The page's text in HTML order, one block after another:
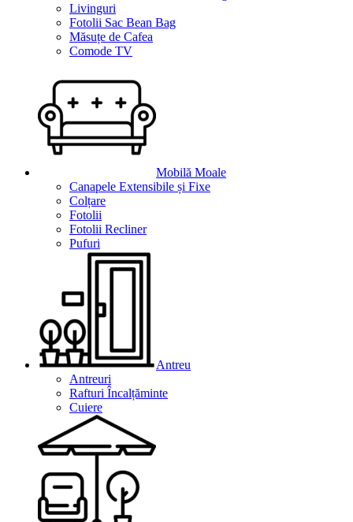
Livinguri
Fotolii Sac Bean Bag
Măsuțe de Cafea
Comode TV
Mobilă Moale
Canapele Extensibile și Fixe
Colțare
Fotolii
Fotolii Recliner
Pufuri
Antreu
Antreuri
Rafturi Încalțăminte
Cuiere